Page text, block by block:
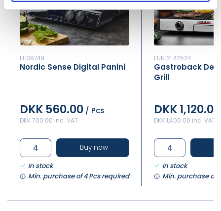
FH38749
Nordic Sense Digital Panini
DKK 560.00 / Pcs
DKK 700.00 inc. VAT
Buy now
In stock
Min. purchase of 4 Pcs required
FUN12-42524
Gastroback
Grill
DKK 1,120.00
DKK 1,400.00 inc. VAT
In stock
Min. purchase of